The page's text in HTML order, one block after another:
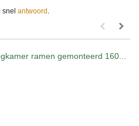
antwoord .
ramen gemonteerd 160...